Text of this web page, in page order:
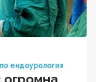
ендоурология